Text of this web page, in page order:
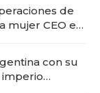
de
mujer CEO en
con su